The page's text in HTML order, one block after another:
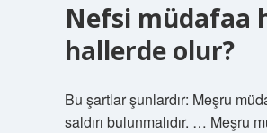
Nefsi müdafaa
hallerde olur?
Bu şartlar şunlardır: Meşru
saldırı bulunmalıdır. … Meşru